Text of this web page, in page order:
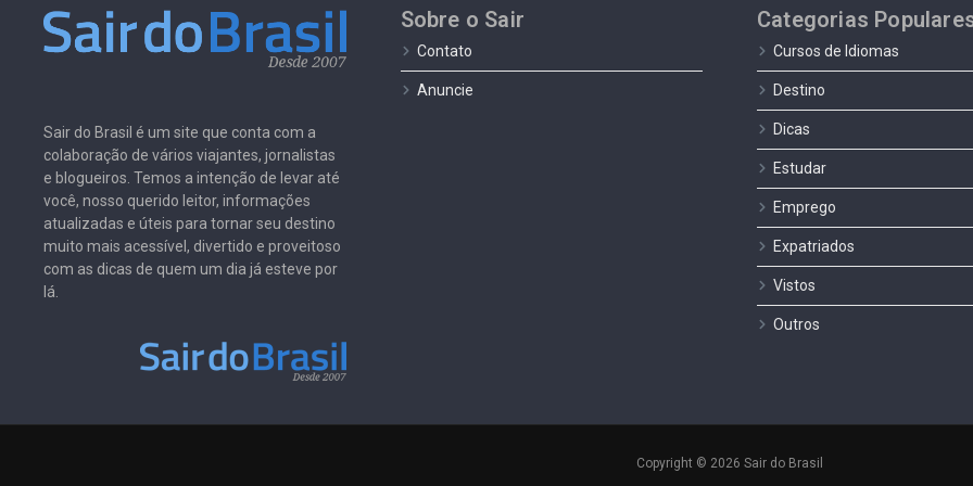
Sair do Brasil é um site que conta com a
colaboração de vários viajantes, jornalistas
e blogueiros. Temos a intenção de levar até
você, nosso querido leitor, informações
atualizadas e úteis para tornar seu destino
muito mais acessível, divertido e proveitoso
com as dicas de quem um dia já esteve por
lá.
Sobre o Sair
Contato
Anuncie
Categorias
Cursos de Idiomas
Destino
Dicas
Estudar
Emprego
Expatriados
Vistos
Outros
Copyright © 2026 Sair do Brasil